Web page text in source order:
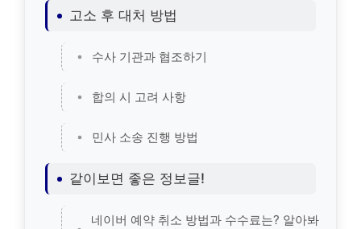
고소 후 대처 방법
수사 기관과 협조하기
합의 시 고려 사항
민사 소송 진행 방법
같이보면 좋은 정보글!
네이버 예약 취소 방법과 수수료는? 알아봐